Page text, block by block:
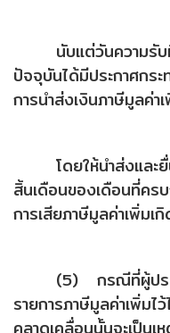
นับแต่วันความรั
ปัจจุบันได้มีประกาศกร
การนำส่งเงินภาษีมูลค่า
โดยให้นำส่งแล
สิ้นเดือนของเดือนที่ค
การเสียภาษีมูลค่าเพิ่มเ
(5) กรณีที่ผู้ประ
รายการภาษีมูลค่าเพิ่